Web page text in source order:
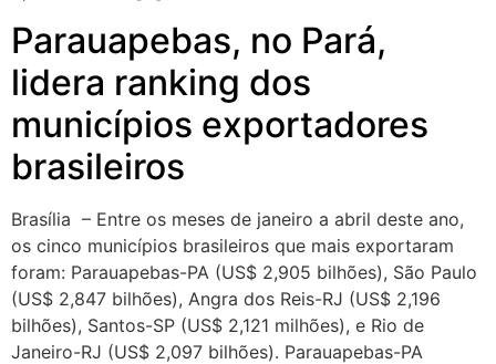
Parauapebas, no Pará,
lidera ranking dos
municípios exportadores
brasileiros
Brasília – Entre os meses de janeiro a abril deste ano,
os cinco municípios brasileiros que mais exportaram
foram: Parauapebas-PA (US$ 2,905 bilhões), São Paulo
(US$ 2,847 bilhões), Angra dos Reis-RJ (US$ 2,196
bilhões), Santos-SP (US$ 2,121 milhões), e Rio de
Janeiro-RJ (US$ 2,097 bilhões). Parauapebas-PA